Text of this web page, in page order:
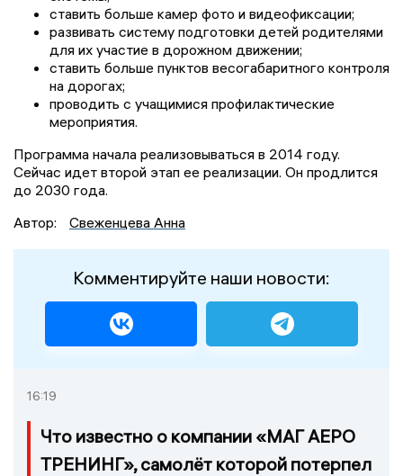
ставить больше камер фото и видеофиксации;
развивать систему подготовки детей родителями
для их участие в дорожном движении;
ставить больше пунктов весогабаритного контроля
на дорогах;
проводить с учащимися профилактические
мероприятия.
Программа начала реализовываться в 2014 году.
Сейчас идет второй этап ее реализации. Он продлится
до 2030 года.
Автор:
Свеженцева Анна
Комментируйте наши новости:
16:19
Что известно о компании «МАГ АЕРО
ТРЕНИНГ», самолёт которой потерпел